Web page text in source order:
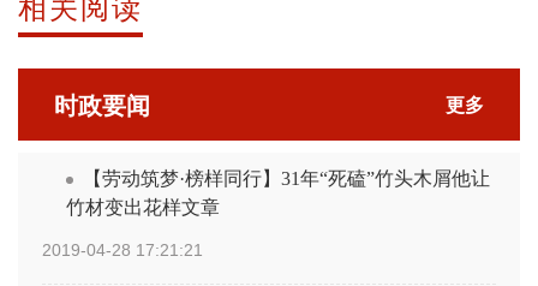
相关阅读
时政要闻 更多
【劳动筑梦·榜样同行】31年“死磕”竹头木屑他让
竹材变出花样文章
2019-04-28 17:21:21